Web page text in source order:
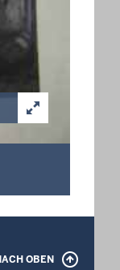
OBEN